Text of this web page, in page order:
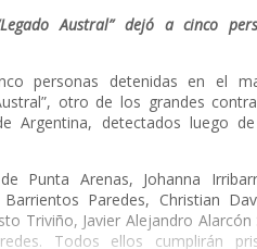
Austral” dejó a cinco
personas detenidas en el
otro de los grandes
Argentina, detectados luego
Punta Arenas, Johanna
Paredes, Christian
Triviño, Javier Alejandro Alarcón
Todos ellos cumplirán